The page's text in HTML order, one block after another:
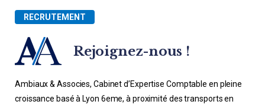
RECRUTEMENT
Rejoignez-nous !
Ambiaux & Associes, Cabinet d’Expertise Comptable en pleine
croissance basé à Lyon 6eme, à proximité des transports en